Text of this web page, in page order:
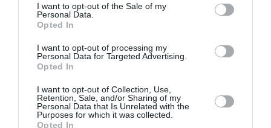
I want to opt-out of the Sale of my
Personal Data.
Opted In
I want to opt-out of processing my
Personal Data for Targeted Advertising.
Opted In
I want to opt-out of Collection, Use,
Retention, Sale, and/or Sharing of my
Personal Data that Is Unrelated with the
Purposes for which it was collected.
Opted In
ATTUALITÀ
Migranti. Ceuta, nuovo allarme per il 15
ingresso di massa